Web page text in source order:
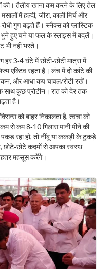
की। तैलीय खाना कम करने के लिए तेल
में हल्दी, जीरा, काली मिर्च और
गुण बढ़ते हैं। स्नैक्स को प्लास्टिक
भुने हुए चने या फल के स्लाइस में बदलें।
भी नहीं भरते।
3‑4 घंटे में छोटी‑छोटी मात्रा में
एक्टिव रहता है। लंच में दो कांटे की
और आधा कप चावल/रोटी रखें।
साथ कुछ प्रोटीन। रात को देर तक
है।
को बाहर निकालता है, त्वचा को
से कम 8‑10 गिलास पानी पीने की
रहा हो, तो नींबू या ककड़ी के टुकड़े
कदमों से आपका स्वस्थ
महसूस करेंगे।